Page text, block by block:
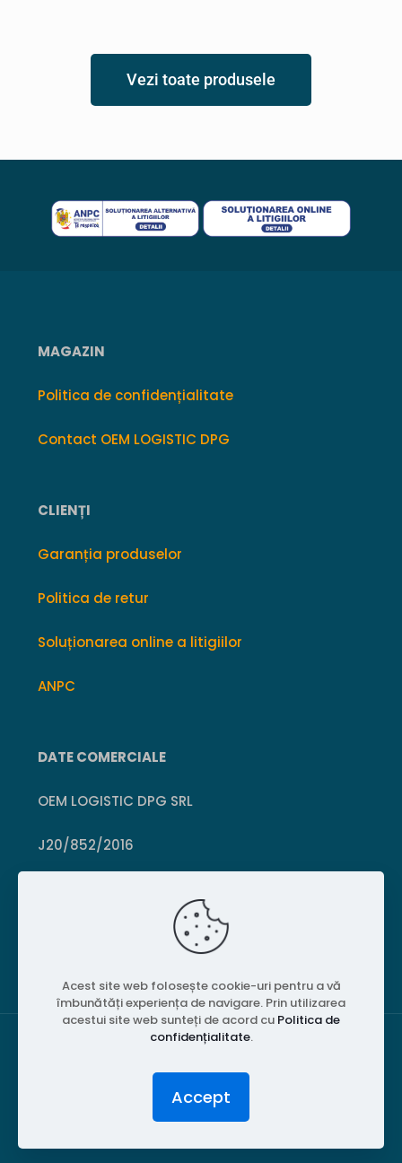
Vezi toate produsele
MAGAZIN
Politica de confidențialitate
Contact OEM LOGISTIC DPG
CLIENȚI
Garanția produselor
Politica de retur
Soluționarea online a litigiilor
ANPC
DATE COMERCIALE
OEM LOGISTIC DPG SRL
J20/852/2016
Crișcior, Hunedoara
Website realizat deMGT Studios
Acest site web folosește cookie-uri pentru a vă
îmbunătăți experiența de navigare. Prin utilizarea
acestui site web sunteți de acord cu Politica de
confidențialitate.
Accept